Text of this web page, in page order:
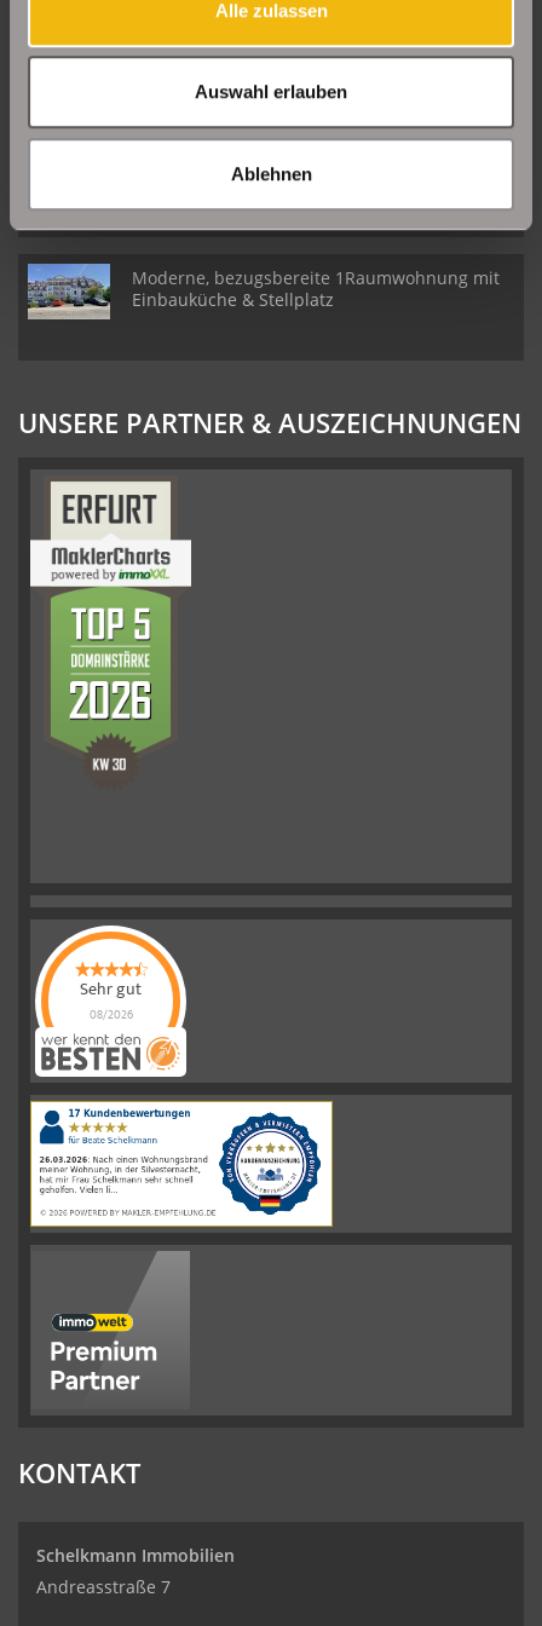
Alle zulassen
Auswahl erlauben
Ablehnen
Daberstedt
Erfurt Daberstedt
Moderne, bezugsbereite 1Raumwohnung mit
Einbauküche & Stellplatz
UNSERE PARTNER & AUSZEICHNUNGEN
Sehr gut
08/2026
Schelkmann
Immobilienhat
|110Schelkmann
ImmobilienBewertungen
auf
werkenntdenBESTEN.de
KONTAKT
Schelkmann Immobilien
Andreasstraße 7